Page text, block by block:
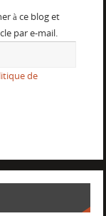
à ce blog et
par e-mail.
de